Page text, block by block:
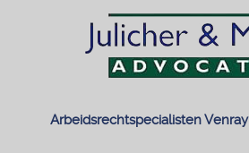
Arbeidsrechtspecialisten